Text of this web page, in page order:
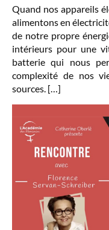
Quand nos appareils
alimentons en
de notre propre
intérieurs pour une
batterie qui nous
complexité de nos
sources. […]